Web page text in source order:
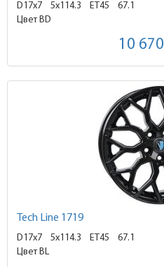
D17x7 5x114.3 ET45
67.1
Цвет BD
10 670
Tech Line 1719
D17x7 5x114.3 ET45
67.1
Цвет BL